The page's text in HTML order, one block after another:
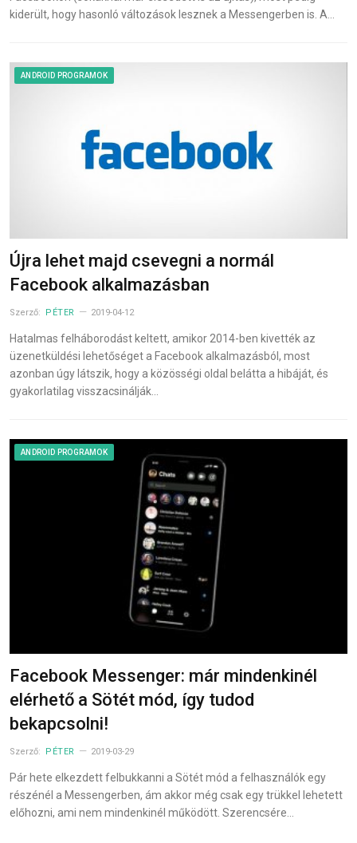
kiderült, hogy hasonló változások lesznek a Messengerben is. A…
ANDROID PROGRAMOK
Újra lehet majd csevegni a normál
Facebook alkalmazásban
Szerző: PÉTER 2019-04-12
Hatalmas felháborodást keltett, amikor 2014-ben kivették az
üzenetküldési lehetőséget a Facebook alkalmazásból, most
azonban úgy látszik, hogy a közösségi oldal belátta a hibáját, és
gyakorlatilag visszacsinálják…
ANDROID PROGRAMOK
Facebook Messenger: már mindenkinél
elérhető a Sötét mód, így tudod
bekapcsolni!
Szerző: PÉTER 2019-03-29
Pár hete elkezdett felbukkanni a Sötét mód a felhasználók egy
részénél a Messengerben, ám akkor még csak egy trükkel lehetett
előhozni, ami nem mindenkinél működött. Szerencsére…